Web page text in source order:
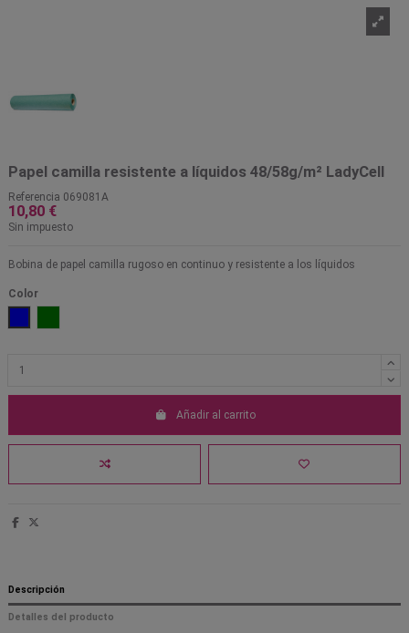
Papel camilla resistente a líquidos 48/58g/m² LadyCell
Referencia 069081A
10,80 €
Sin impuesto
Bobina de papel camilla rugoso en continuo y resistente a los líquidos
Color
Añadir al carrito
Descripción
Detalles del producto